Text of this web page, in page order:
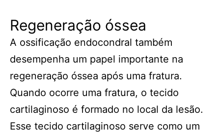
Regeneração óssea
A ossificação endocondral também
desempenha um papel importante na
regeneração óssea após uma fratura.
Quando ocorre uma fratura, o tecido
cartilaginoso é formado no local da lesão.
Esse tecido cartilaginoso serve como um